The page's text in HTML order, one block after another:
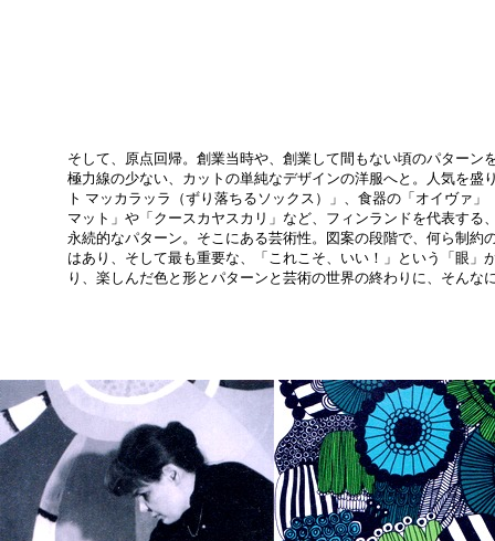
そして、原点回帰。創業当時や、創業して間もない頃のパター
極力線の少ない、カットの単純なデザインの洋服へと。人気を
ト マッカラッラ（ずり落ちるソックス）」、食器の「オイヴァ
マット」や「クースカヤスカリ」など、フィンランドを代表す
永続的なパターン。そこにある芸術性。図案の段階で、何ら制
はあり、そして最も重要な、「これこそ、いい！」という「眼
り、楽しんだ色と形とパターンと芸術の世界の終わりに、そんな